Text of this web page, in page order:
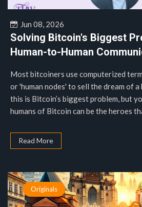
Jun 08, 2026
Solving Bitcoin's Biggest
Human-to-Human
Most bitcoiners use computerized
or 'human nodes' to sell the dream of
this is Bitcoin’s biggest problem, but
humans of Bitcoin can be the heroes
Read More
Originals